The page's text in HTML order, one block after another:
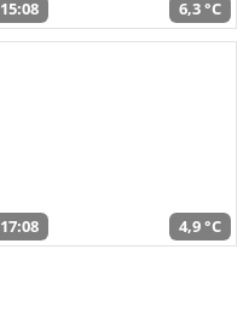
15:08 6,3 °C
17:08 4,9 °C